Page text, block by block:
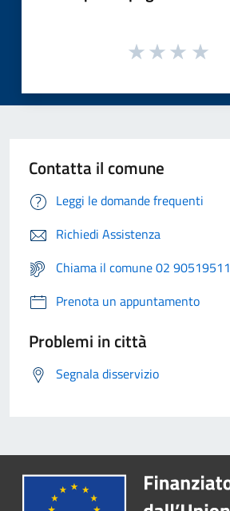
Contatta il comune
Leggi le domande frequenti
Richiedi Assistenza
Chiama il comune 02 90519511
Prenota un appuntamento
Problemi in città
Segnala disservizio